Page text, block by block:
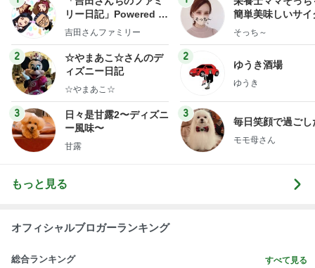
リー日記」Powered b
y Ameba 吉田さんファ
ログ
吉田さんファミリー
2
☆やまあこ☆さんのデ
ィズニー日記
☆やまあこ☆
3
日々是甘露2〜ディズニ
ー風味〜
甘露
簡単美味しいサイ
献立
そっち～
2
ゆうき酒場
ゆうき
3
毎日笑顔で過ごし
モモ母さん
もっと見る
オフィシャルブロガーランキング
総合ランキング すべて見る